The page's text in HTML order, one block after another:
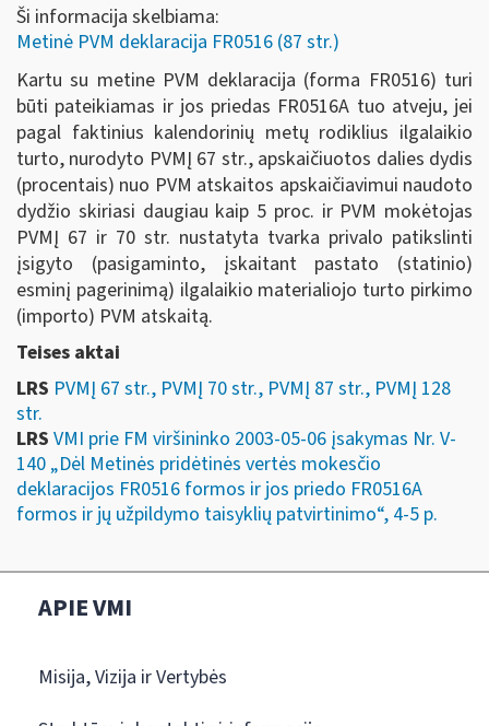
Ši informacija skelbiama:
Metinė PVM deklaracija FR0516 (87 str.)
Kartu su metine PVM deklaracija (forma FR0516) turi
būti pateikiamas ir jos priedas FR0516A tuo atveju, jei
pagal faktinius kalendorinių metų rodiklius ilgalaikio
turto, nurodyto PVMĮ 67 str., apskaičiuotos dalies dydis
(procentais) nuo PVM atskaitos apskaičiavimui naudoto
dydžio skiriasi daugiau kaip 5 proc. ir PVM mokėtojas
PVMĮ 67 ir 70 str. nustatyta tvarka privalo patikslinti
įsigyto (pasigaminto, įskaitant pastato (statinio)
esminį pagerinimą) ilgalaikio materialiojo turto pirkimo
(importo) PVM atskaitą.
Teises aktai
LRS PVMĮ 67 str., PVMĮ 70 str., PVMĮ 87 str., PVMĮ 128
str.
LRS VMI prie FM viršininko 2003-05-06 įsakymas Nr. V-
140 „Dėl Metinės pridėtinės vertės mokesčio
deklaracijos FR0516 formos ir jos priedo FR0516A
formos ir jų užpildymo taisyklių patvirtinimo“, 4-5 p.
APIE VMI
Misija, Vizija ir Vertybės